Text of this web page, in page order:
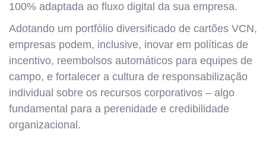
100% adaptada ao fluxo digital da sua empresa.
Adotando um portfólio diversificado de cartões VCN,
empresas podem, inclusive, inovar em políticas de
incentivo, reembolsos automáticos para equipes de
campo, e fortalecer a cultura de responsabilização
individual sobre os recursos corporativos – algo
fundamental para a perenidade e credibilidade
organizacional.